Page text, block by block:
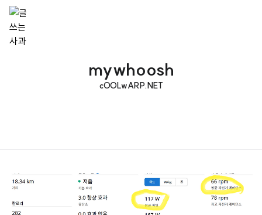
mywhoosh
cOOLwARP.NET